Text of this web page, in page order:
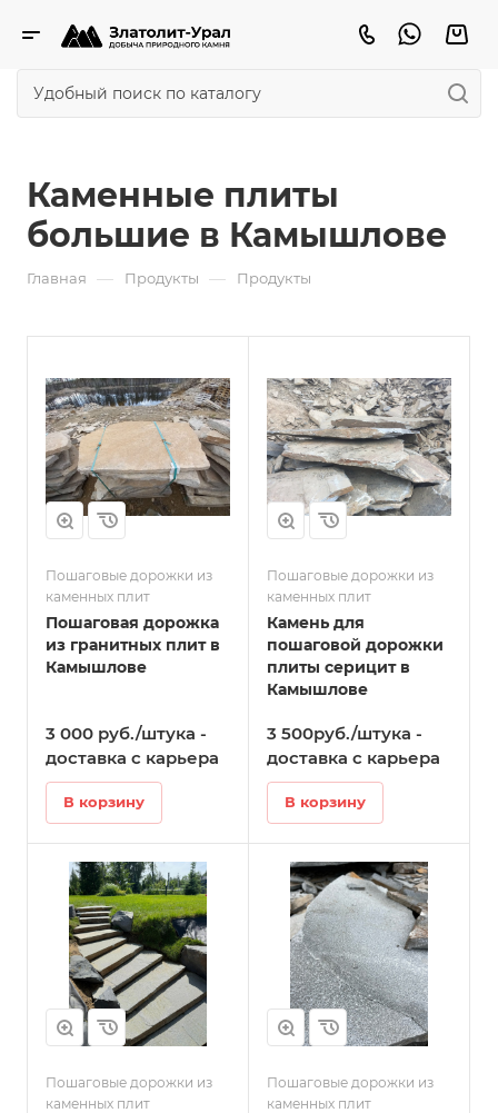
Каменные плиты
большие в Камышлове
Главная — Продукты — Продукты
Пошаговые дорожки из
каменных плит
Пошаговая дорожка
из гранитных плит в
Камышлове
3 000 руб./штука -
доставка с карьера
В корзину
Пошаговые дорожки из
каменных плит
Камень для
пошаговой дорожки
плиты серицит в
Камышлове
3 500руб./штука -
доставка с карьера
В корзину
Пошаговые дорожки из
каменных плит
Пошаговые дорожки из
каменных плит